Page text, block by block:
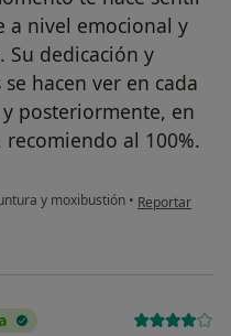
a nivel emocional y
Su dedicación y
hacen ver en cada
posteriormente, en
al 100%.
y moxibustión • en opinión del
Reportar